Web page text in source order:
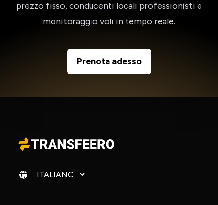
prezzo fisso, conducenti locali professionisti e
monitoraggio voli in tempo reale.
Prenota adesso
Cambia lingua